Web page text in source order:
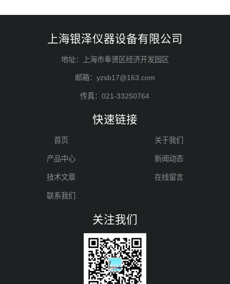
上海银泽仪器设备有限公司
地址：上海市奉贤区经济开发园区
邮箱：yzsb17@163.com
传真：021-33250764
快速链接
首页 关于我们
产品中心 新闻动态
技术文章 在线留言
联系我们
关注我们